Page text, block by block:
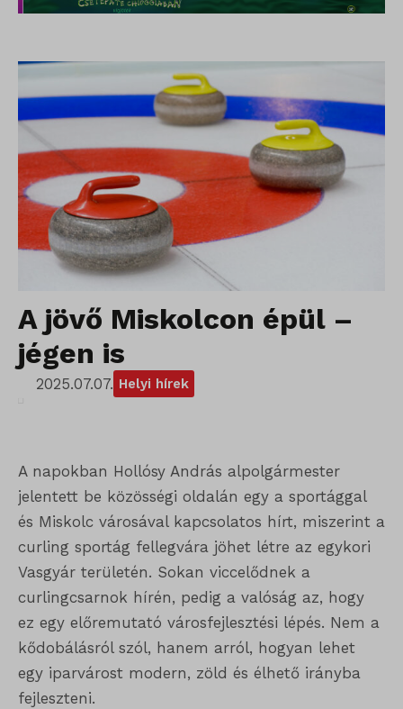
A jövő Miskolcon épül –
jégen is
2025.07.07. Helyi hírek
A napokban Hollósy András alpolgármester
jelentett be közösségi oldalán egy a sportággal
és Miskolc városával kapcsolatos hírt, miszerint a
curling sportág fellegvára jöhet létre az egykori
Vasgyár területén. Sokan viccelődnek a
curlingcsarnok hírén, pedig a valóság az, hogy
ez egy előremutató városfejlesztési lépés. Nem a
kődobálásról szól, hanem arról, hogyan lehet
egy iparvárost modern, zöld és élhető irányba
fejleszteni.